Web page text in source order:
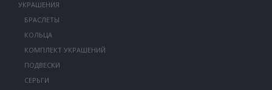
УКРАШЕНИЯ
БРАСЛЕТЫ
КОЛЬЦА
КОМПЛЕКТ УКРАШЕНИЙ
ПОДВЕСКИ
СЕРЬГИ